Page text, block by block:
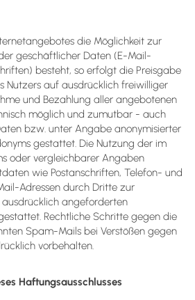
die Möglichkeit zur
geschäftlicher Daten (E-Mail-
besteht, so erfolgt die Preisgabe
Nutzers auf ausdrücklich freiwilliger
und Bezahlung aller angebotenen
möglich und zumutbar - auch
bzw. unter Angabe anonymisierter
gestattet. Die Nutzung der im
oder vergleichbarer Angaben
wie Postanschriften, Telefon- und
Adressen durch Dritte zur
angeforderten
Rechtliche Schritte gegen die
Spam-Mails bei Verstößen gegen
vorbehalten.
Haftungsausschlusses